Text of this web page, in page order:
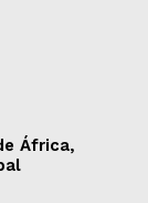
África,